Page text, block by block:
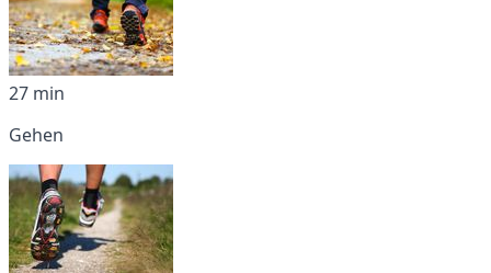
27 min
Gehen